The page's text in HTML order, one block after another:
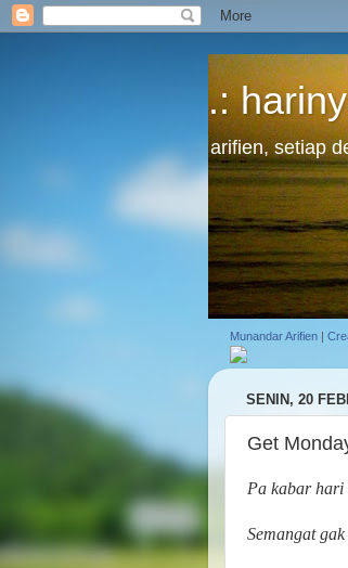
.:
arifien, setiap
Munandar Arifien |
SENIN, 20
Get
Pa kabar
Semangat